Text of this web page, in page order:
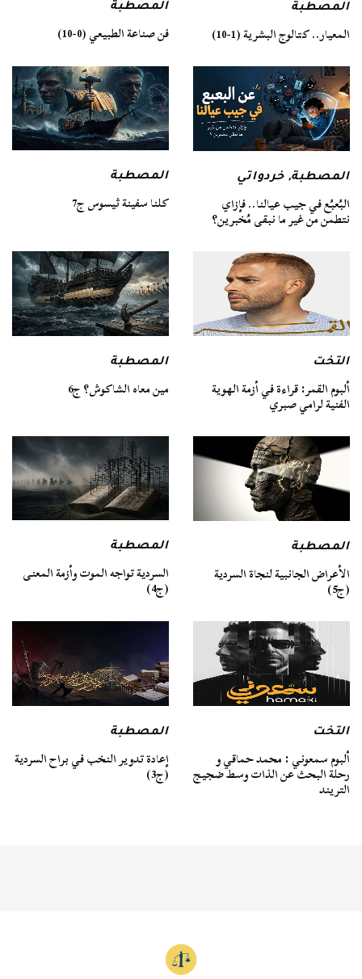
المصطبة
المعيار.. كتالوج البشرية (1-10)
المصطبة
فن صناعة الطبيعي (0-10)
المصطبة,خردواتي
البُعبُع في جيب عيالنا.. فإزاي
نتطمن من غير ما نبقى مُخبرين؟
المصطبة
كلنا سفينة ثيسوس ج7
التخت
ألبوم القمر: قراءة في أزمة الهوية
الفنية لرامي صبري
المصطبة
مين معاه الشاكوش؟ ج6
المصطبة
الأعراض الجانبية لنجاة السردية
(ج5)
المصطبة
السردية تواجه الموت وأزمة المعنى
(ج4)
التخت
ألبوم سمعوني : محمد حماقي و
رحلة البحث عن الذات وسط ضجيج
التريند
المصطبة
إعادة تدوير النخب في براح السردية
(ج3)